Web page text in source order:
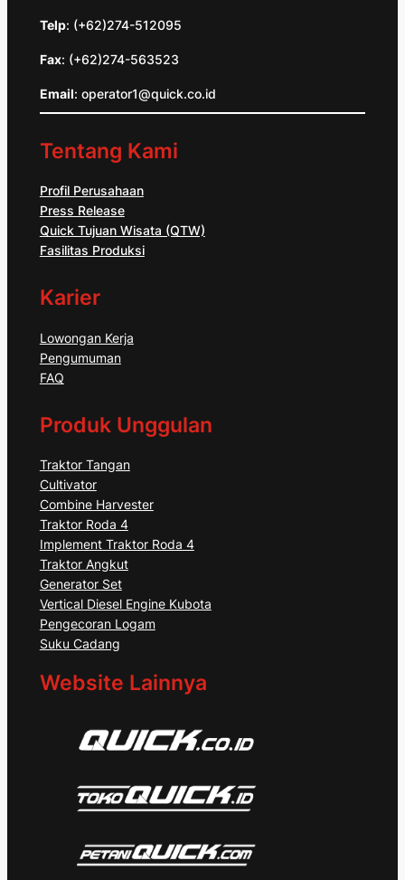
Telp: (+62)274-512095
Fax: (+62)274-563523
Email: operator1@quick.co.id
Tentang Kami
Profil Perusahaan
Press Release
Quick Tujuan Wisata (QTW)
Fasilitas Produksi
Karier
Lowongan Kerja
Pengumuman
FAQ
Produk Unggulan
Traktor Tangan
Cultivator
Combine Harvester
Traktor Roda 4
Implement Traktor Roda 4
Traktor Angkut
Generator Set
Vertical Diesel Engine Kubota
Pengecoran Logam
Suku Cadang
Website Lainnya